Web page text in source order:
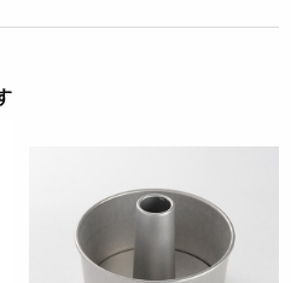
体が均一になれば、空気を含ま
ラニュー糖の1/3を加えてさら
る。
加え、混ぜなじませる。
で混ぜなめらかな状態にして加
り混ぜる。
いないか確認し、シフォンケー